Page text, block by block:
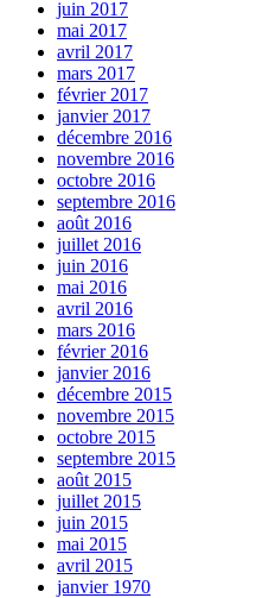
juin 2017
mai 2017
avril 2017
mars 2017
février 2017
janvier 2017
décembre 2016
novembre 2016
octobre 2016
septembre 2016
août 2016
juillet 2016
juin 2016
mai 2016
avril 2016
mars 2016
février 2016
janvier 2016
décembre 2015
novembre 2015
octobre 2015
septembre 2015
août 2015
juillet 2015
juin 2015
mai 2015
avril 2015
janvier 1970